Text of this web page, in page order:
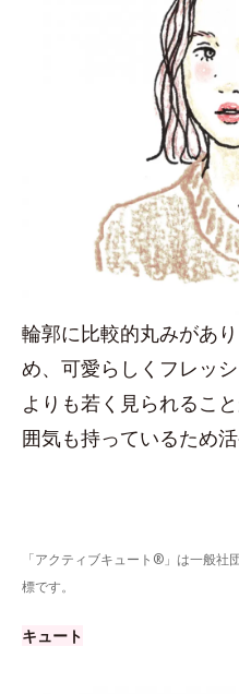
輪郭に比較的丸みがあ
め、可愛らしくフレッ
よりも若く見られるこ
囲気も持っているため活
「アクティブキュート®」は一般社
標です。
キュート